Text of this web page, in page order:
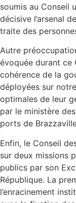
soumis au Conseil
décisive l’arsenal
traite des
Autre
évoquée durant ce
cohérence de la
déployées sur
optimales de leur
par le ministère
ports de
Enfin, le Conseil
sur deux missions
publics par son
République. La
l’enracinement